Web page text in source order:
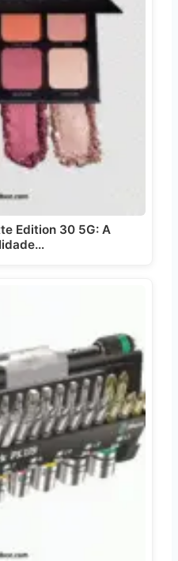
Edition 30 5G: A